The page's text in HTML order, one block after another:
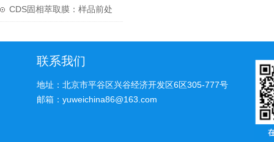
如何进行呢？
CDS固相萃取膜：样品前处
联系我们
地址：北京市平谷区兴谷经济开发区6区305-777号
邮箱：yuweichina86@163.com